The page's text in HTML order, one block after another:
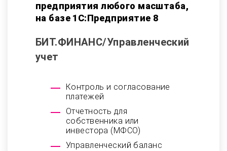
предприятия любого масштаба,
на базе 1С:Предприятие 8
БИТ.ФИНАНС/Управленческий
учет
Контроль и согласование
платежей
Отчетность для
собственника или
инвестора (МФСО)
Управленческий баланс